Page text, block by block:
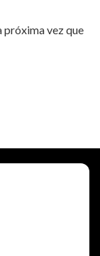
próxima vez que